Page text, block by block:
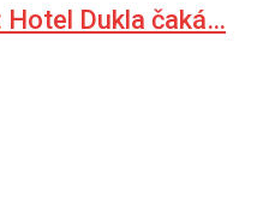
Hotel Dukla čaká…